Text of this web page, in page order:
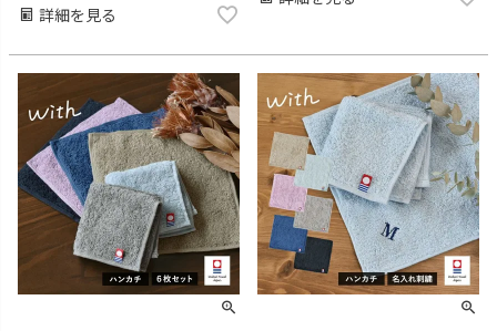
詳細を見る